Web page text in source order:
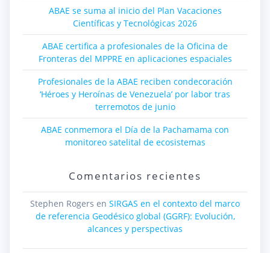
ABAE se suma al inicio del Plan Vacaciones
Científicas y Tecnológicas 2026
ABAE certifica a profesionales de la Oficina de
Fronteras del MPPRE en aplicaciones espaciales
Profesionales de la ABAE reciben condecoración
‘Héroes y Heroínas de Venezuela’ por labor tras
terremotos de junio
ABAE conmemora el Día de la Pachamama con
monitoreo satelital de ecosistemas
Comentarios recientes
Stephen Rogers en SIRGAS en el contexto del marco
de referencia Geodésico global (GGRF): Evolución,
alcances y perspectivas